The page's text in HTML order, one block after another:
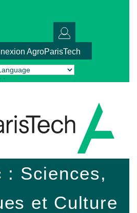
AgroParisTech
by Translate
: Sciences,
et Culture